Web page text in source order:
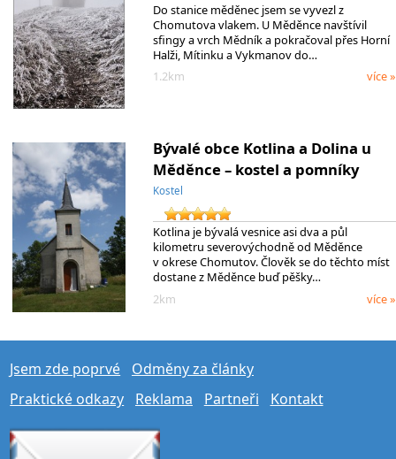
Do stanice měděnec jsem se vyvezl z
Chomutova vlakem. U Měděnce navštívil
sfingy a vrch Mědník a pokračoval přes Horní
Halži, Mítinku a Vykmanov do…
1.2km
více »
Bývalé obce Kotlina a Dolina u
Měděnce – kostel a pomníky
Kostel
Kotlina je bývalá vesnice asi dva a půl
kilometru severovýchodně od Měděnce
v okrese Chomutov. Člověk se do těchto míst
dostane z Měděnce buď pěšky…
2km
více »
Jsem zde poprvé
Odměny za články
Praktické odkazy
Reklama Partneři Kontakt